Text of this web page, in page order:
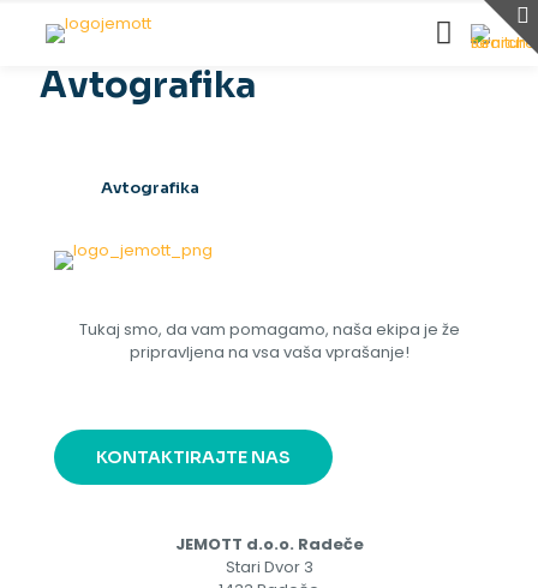
Avtografika
Avtografika
Tukaj smo, da vam pomagamo, naša ekipa je že
pripravljena na vsa vaša vprašanje!
KONTAKTIRAJTE NAS
JEMOTT d.o.o. Radeče
Stari Dvor 3